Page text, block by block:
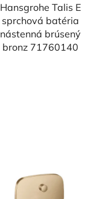
Hansgrohe Talis E
sprchová batéria
nástenná brúsený
bronz 71760140